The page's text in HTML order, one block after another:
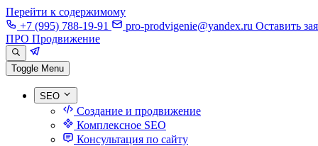
Перейти к содержимому
+7 (995) 788-19-91
pro-prodvigenie@yandex.ru Оставить
ПРО Продвижение
Toggle Menu
SEO
Создание и продвижение
Комплексное SEO
Консультация по сайту